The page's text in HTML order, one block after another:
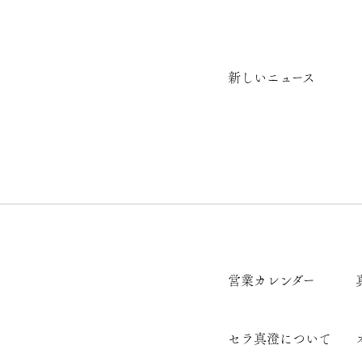
新しいニュース
営業カレンダー
セラ真澄について